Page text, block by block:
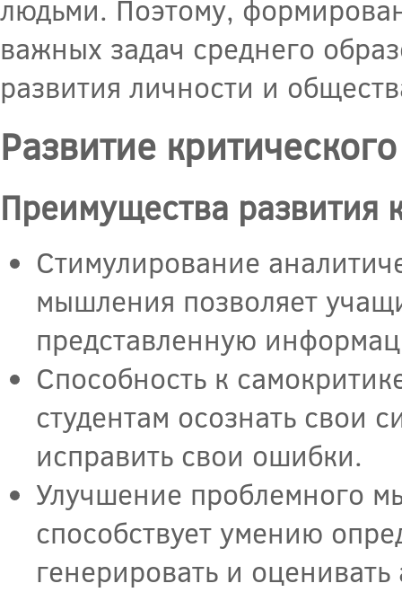
людьми. Поэтому,
важных задач среднего
развития личности и
Развитие
Преимущества развития
Стимулирование
мышления позволяет
представленную
Способность к
студентам осознать свои
исправить свои ошибки.
Улучшение проблемного
способствует умению
генерировать и